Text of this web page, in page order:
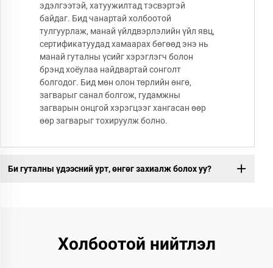
эдэлгээтэй, хатуужилтад тэсвэртэй
байдаг. Бид чанартай холбоотой
тулгуурлаж, манай үйлдвэрлэлийн үйл явц,
сертификатуудад хамаарах бөгөөд энэ нь
манай гуталны үсийг хэрэглэгч болон
брэнд хоёулаа найдвартай сонголт
болгодог. Бид мөн олон төрлийн өнгө,
загварыг санал болгож, гудамжны
загварын онцгой хэрэгцээг хангасан өөр
өөр загварыг тохируулж болно.
Би гуталны үдээсний урт, өнгөг захиалж болох уу?
Холбоотой нийтлэл